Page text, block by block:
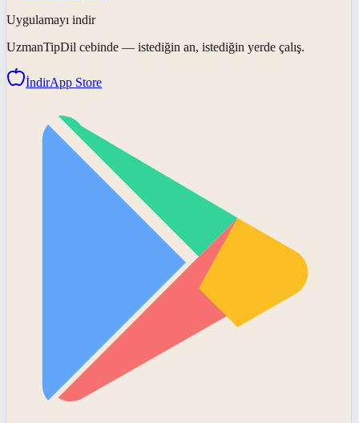
Uygulamayı indir
UzmanTipDil cebinde — istediğin an, istediğin yerde çalış.
İndirApp Store